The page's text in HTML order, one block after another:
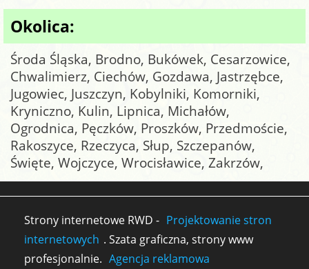
Okolica:
Środa Śląska, Brodno, Bukówek, Cesarzowice,
Chwalimierz, Ciechów, Gozdawa, Jastrzębce,
Jugowiec, Juszczyn, Kobylniki, Komorniki,
Kryniczno, Kulin, Lipnica, Michałów,
Ogrodnica, Pęczków, Proszków, Przedmoście,
Rakoszyce, Rzeczyca, Słup, Szczepanów,
Święte, Wojczyce, Wrocisławice, Zakrzów,
Strony internetowe RWD - Projektowanie stron
internetowych . Szata graficzna, strony www
profesjonalnie. Agencja reklamowa